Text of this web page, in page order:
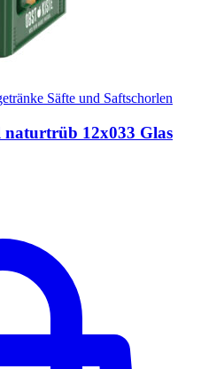
Säfte und Saftschorlen
naturtrüb 12x033 Glas